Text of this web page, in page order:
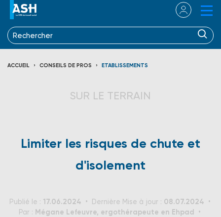
ACCUEIL CONSEILS DE PROS ETABLISSEMENTS
SUR LE TERRAIN
Limiter les risques de chute et
d'isolement
Publié le : 17.06.2024 Dernière Mise à jour : 08.07.2024
Par : Mégane Lefeuvre, ergothérapeute en Ehpad